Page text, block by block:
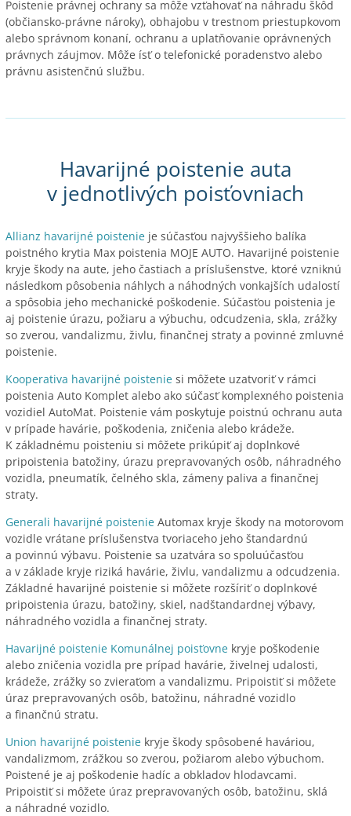
Poistenie právnej ochrany sa môže vzťahovať na náhradu škôd
(občiansko-právne nároky), obhajobu v trestnom priestupkovom
alebo správnom konaní, ochranu a uplatňovanie oprávnených
právnych záujmov. Môže ísť o telefonické poradenstvo alebo
právnu asistenčnú službu.
Havarijné poistenie auta
v jednotlivých poisťovniach
Allianz havarijné poistenie je súčasťou najvyššieho balíka
poistného krytia Max poistenia MOJE AUTO. Havarijné poistenie
kryje škody na aute, jeho častiach a príslušenstve, ktoré vzniknú
následkom pôsobenia náhlych a náhodných vonkajších udalostí
a spôsobia jeho mechanické poškodenie. Súčasťou poistenia je
aj poistenie úrazu, požiaru a výbuchu, odcudzenia, skla, zrážky
so zverou, vandalizmu, živlu, finančnej straty a povinné zmluvné
poistenie.
Kooperativa havarijné poistenie si môžete uzatvoriť v rámci
poistenia Auto Komplet alebo ako súčasť komplexného poistenia
vozidiel AutoMat. Poistenie vám poskytuje poistnú ochranu auta
v prípade havárie, poškodenia, zničenia alebo krádeže.
K základnému poisteniu si môžete prikúpiť aj doplnkové
pripoistenia batožiny, úrazu prepravovaných osôb, náhradného
vozidla, pneumatík, čelného skla, zámeny paliva a finančnej
straty.
Generali havarijné poistenie Automax kryje škody na motorovom
vozidle vrátane príslušenstva tvoriaceho jeho štandardnú
a povinnú výbavu. Poistenie sa uzatvára so spoluúčasťou
a v základe kryje riziká havárie, živlu, vandalizmu a odcudzenia.
Základné havarijné poistenie si môžete rozšíriť o doplnkové
pripoistenia úrazu, batožiny, skiel, nadštandardnej výbavy,
náhradného vozidla a finančnej straty.
Havarijné poistenie Komunálnej poisťovne kryje poškodenie
alebo zničenia vozidla pre prípad havárie, živelnej udalosti,
krádeže, zrážky so zvieraťom a vandalizmu. Pripoistiť si môžete
úraz prepravovaných osôb, batožinu, náhradné vozidlo
a finančnú stratu.
Union havarijné poistenie kryje škody spôsobené haváriou,
vandalizmom, zrážkou so zverou, požiarom alebo výbuchom.
Poistené je aj poškodenie hadíc a obkladov hlodavcami.
Pripoistiť si môžete úraz prepravovaných osôb, batožinu, sklá
a náhradné vozidlo.